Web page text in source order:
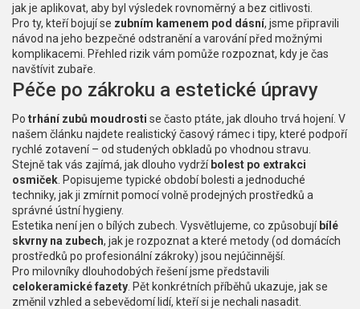
jak je aplikovat, aby byl výsledek rovnoměrný a bez citlivosti.
Pro ty, kteří bojují se zubním kamenem pod dásní, jsme připravili
návod na jeho bezpečné odstranění a varování před možnými
komplikacemi. Přehled rizik vám pomůže rozpoznat, kdy je čas
navštívit zubaře.
Péče po zákroku a estetické úpravy
Po trhání zubů moudrosti se často ptáte, jak dlouho trvá hojení. V
našem článku najdete realistický časový rámec i tipy, které podpoří
rychlé zotavení – od studených obkladů po vhodnou stravu.
Stejně tak vás zajímá, jak dlouho vydrží bolest po extrakci
osmiček . Popisujeme typické období bolesti a jednoduché
techniky, jak ji zmírnit pomocí volně prodejných prostředků a
správné ústní hygieny.
Estetika není jen o bílých zubech. Vysvětlujeme, co způsobují bílé
skvrny na zubech, jak je rozpoznat a které metody (od domácích
prostředků po profesionální zákroky) jsou nejúčinnější.
Pro milovníky dlouhodobých řešení jsme představili
celokeramické fazety . Pět konkrétních příběhů ukazuje, jak se
změnil vzhled a sebevědomí lidí, kteří si je nechali nasadit.